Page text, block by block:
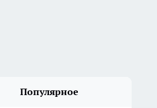
Популярное